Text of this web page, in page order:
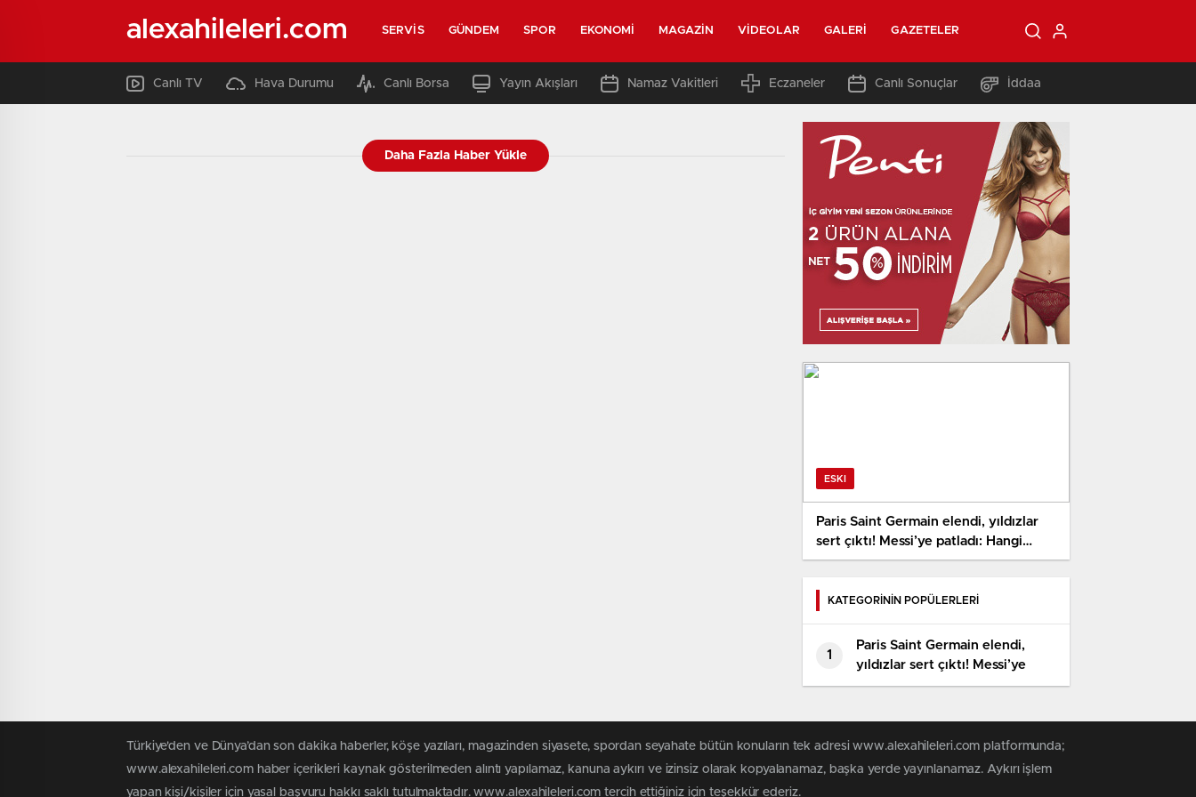
alexahileleri.com SERVIS GÜNDEM SPOR EKONOMI MAGAZIN VIDEOLAR GALERI GAZETELER
Canlı TV Hava Durumu Canlı Borsa Yayın Akışları Namaz Vakitleri Eczaneler Canlı Sonuçlar İddaa
Daha Fazla Haber Yükle
ESKI
Paris Saint Germain elendi, yıldızlar
sert çıktı! Messi’ye patladı: Hangi
büyük maçta vardı?
KATEGORİNİN POPÜLERLERİ
1
Paris Saint Germain elendi,
yıldızlar sert çıktı! Messi’ye
patladı: Hangi büyük maçta
Türkiye'den ve Dünya’dan son dakika haberler, köşe yazıları, magazinden siyasete, spordan seyahate bütün konuların tek adresi www.alexahileleri.com platformunda;
www.alexahileleri.com haber içerikleri kaynak gösterilmeden alıntı yapılamaz, kanuna aykırı ve izinsiz olarak kopyalanamaz, başka yerde yayınlanamaz. Aykırı işlem
yapan kişi/kişiler için yasal başvuru hakkı saklı tutulmaktadır. www.alexahileleri.com tercih ettiğiniz için teşekkür ederiz.